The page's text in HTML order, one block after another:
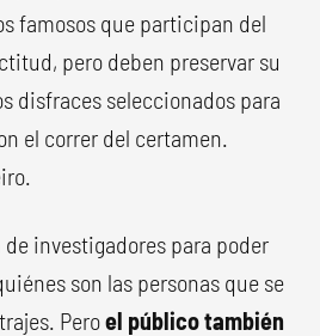
famosos que participan del
pero deben preservar su
disfraces seleccionados para
el correr del certamen.
investigadores para poder
son las personas que se
Peroel público también